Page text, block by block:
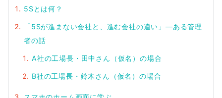
5Sとは何？
「5Sが進まない会社と、進む会社の違い」—ある管理
者の話
A社の工場長・田中さん（仮名）の場合
B社の工場長・鈴木さん（仮名）の場合